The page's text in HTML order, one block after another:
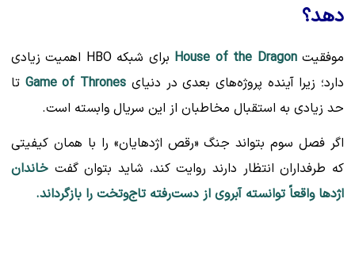
دهد؟
موفقیتHouse of the Dragon
برای شبکه HBO اهمیت زیادی
دارد؛ زیرا آینده پروژه‌های بعدی در دنیای Game of Thrones تا
حد زیادی به استقبال مخاطبان از این سریال وابسته است.
اگر فصل سوم بتواند جنگ «رقص اژدهایان» را با همان کیفیتی
که طرفداران انتظار دارند روایت کند، شاید بتوان گفت خاندان
اژدها واقعاً توانسته آبروی از دست‌رفته تاج‌وتخت را بازگرداند.